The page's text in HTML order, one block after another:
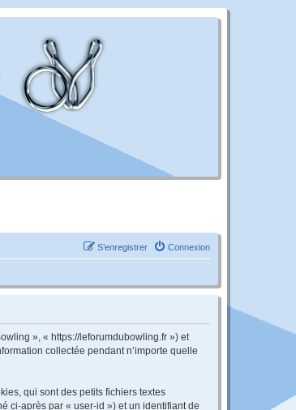
Connexion
S’enregistrer
», « https://leforumdubowling.fr ») et
collectée pendant n’importe quelle
qui sont des petits fichiers textes
ci-après par « user-id ») et un identifiant de